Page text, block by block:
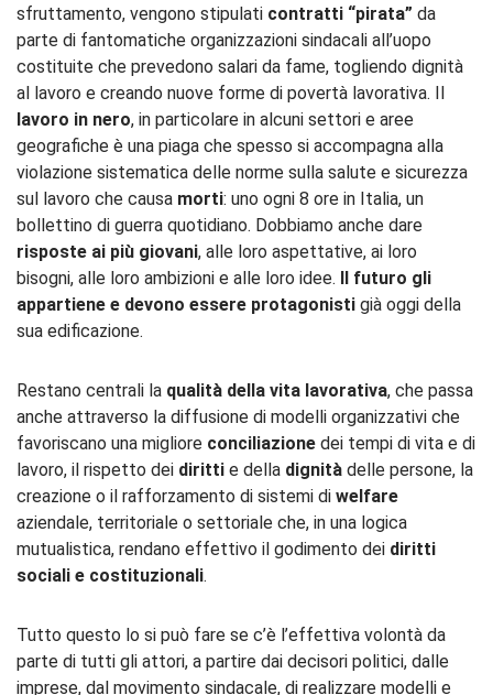
sfruttamento, vengono stipulati contratti “pirata” da
parte di fantomatiche organizzazioni sindacali all’uopo
costituite che prevedono salari da fame, togliendo dignità
al lavoro e creando nuove forme di povertà lavorativa. Il
lavoro in nero, in particolare in alcuni settori e aree
geografiche è una piaga che spesso si accompagna alla
violazione sistematica delle norme sulla salute e sicurezza
sul lavoro che causa morti: uno ogni 8 ore in Italia, un
bollettino di guerra quotidiano. Dobbiamo anche dare
risposte ai più giovani, alle loro aspettative, ai loro
bisogni, alle loro ambizioni e alle loro idee. Il futuro gli
appartiene e devono essere protagonisti già oggi della
sua edificazione.
Restano centrali la qualità della vita lavorativa, che passa
anche attraverso la diffusione di modelli organizzativi che
favoriscano una migliore conciliazione dei tempi di vita e di
lavoro, il rispetto dei diritti e della dignità delle persone, la
creazione o il rafforzamento di sistemi di welfare
aziendale, territoriale o settoriale che, in una logica
mutualistica, rendano effettivo il godimento dei diritti
sociali e costituzionali.
Tutto questo lo si può fare se c’è l’effettiva volontà da
parte di tutti gli attori, a partire dai decisori politici, dalle
imprese, dal movimento sindacale, di realizzare modelli e